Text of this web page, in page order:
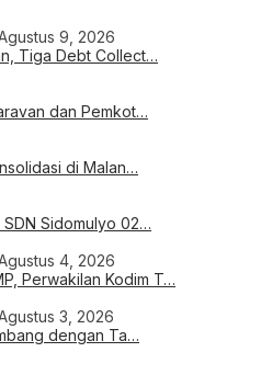
9, 2026
Tiga Debt Collect…
dan Pemkot…
di Malan…
SDN Sidomulyo 02…
4, 2026
Perwakilan Kodim T…
3, 2026
dengan Ta…